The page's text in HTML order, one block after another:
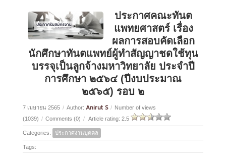
ประกาศคณะทันต
แพทยศาสตร์ เรื่อง
ผลการสอบคัดเลือก
นักศึกษาทันตแพทย์ผู้ทำสัญญาชดใช้ทุน
บรรจุเป็นลูกจ้างมหาวิทยาลัย ประจำปี
การศึกษา ๒๕๖๔ (ปีงบประมาณ
๒๕๖๕) รอบ ๒
7 เมษายน 2565 / Author: Anirut S / Number of views
(1039) / Comments (0) / Article rating: 2.5
Categories: ประกาศงานบุคคล
Tags: